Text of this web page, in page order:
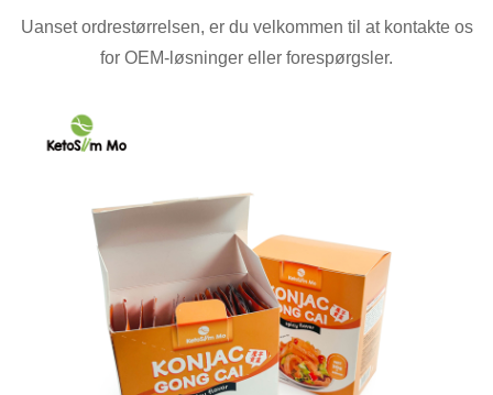
Uanset ordrestørrelsen, er du velkommen til at kontakte os
for OEM-løsninger eller forespørgsler.